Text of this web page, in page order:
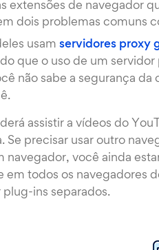
extensões de navegador
dois problemas comuns
usam servidores proxy
que o uso de um
não sabe a segurança
assistir a vídeos do
Se precisar usar outro
navegador, você ainda
em todos os navegadores
plug-ins separados.